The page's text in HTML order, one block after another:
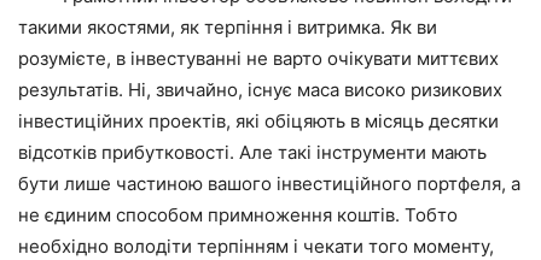
такими якостями, як терпіння і витримка. Як ви
розумієте, в інвестуванні не варто очікувати миттєвих
результатів. Ні, звичайно, існує маса високо ризикових
інвестиційних проектів, які обіцяють в місяць десятки
відсотків прибутковості. Але такі інструменти мають
бути лише частиною вашого інвестиційного портфеля, а
не єдиним способом примноження коштів. Тобто
необхідно володіти терпінням і чекати того моменту,